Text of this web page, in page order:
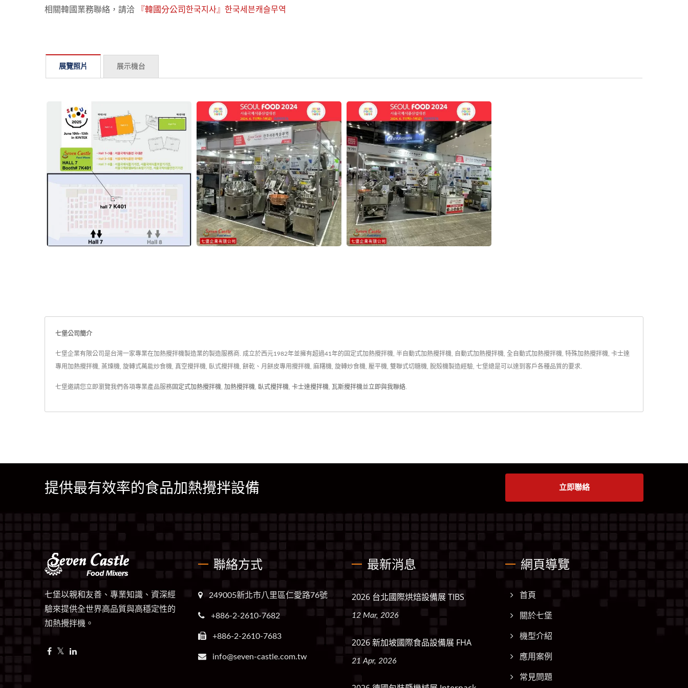
相關韓國業務聯絡，請洽 『韓國分公司한국지사』한국세븐캐슬무역
展覽照片 展示機台
七堡公司簡介
七堡企業有限公司是台灣一家專業在加熱攪拌機製造業的製造服務商. 成立於西元1982年並擁有超過41年的固定式加熱攪拌機, 半自動式加熱攪拌機, 自動式加熱攪拌機, 全自動式加熱攪拌機, 特殊加熱攪拌機, 卡士達
專用加熱攪拌機, 蒸煉機, 旋轉式萬能炒食機, 真空攪拌機, 臥式攪拌機, 餅乾、月餅皮專用攪拌機, 麻糬機, 旋轉炒食機, 壓平機, 雙聯式切糖機, 脫殼機製造經驗, 七堡總是可以達到客戶各種品質的要求.
七堡邀請您立即瀏覽我們各項專業產品服務 固定式加熱攪拌機 加熱攪拌機 臥式攪拌機 卡士達攪拌機 瓦斯攪拌機並立即與我聯絡
提供最有效率的食品加熱攪拌設備 立即聯絡
七堡以親和友善、專業知識、資深經
驗來提供全世界高品質與高穩定性的
加熱攪拌機。
聯絡方式
249005新北市八里區仁愛路76號
+886-2-2610-7682
+886-2-2610-7683
info@seven-castle.com.tw
最新消息
2026 台北國際烘焙設備展 TIBS
12 Mar, 2026
2026 新加坡國際食品設備展 FHA
21 Apr, 2026
網頁導覽
首頁
關於七堡
機型介紹
應用案例
常見問題